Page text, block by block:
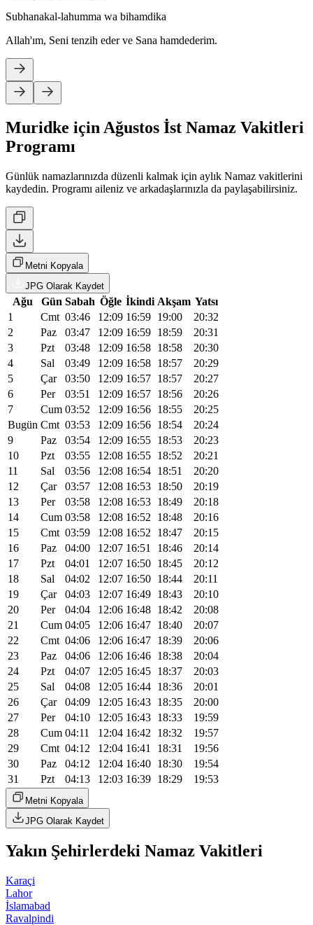
Subhanakal-lahumma wa bihamdika
Allah'ım, Seni tenzih eder ve Sana hamdederim.
Muridke için Ağustos İst Namaz Vakitleri
Programı
Günlük namazlarınızda düzenli kalmak için aylık Namaz vakitlerini
kaydedin. Programı aileniz ve arkadaşlarınızla da paylaşabilirsiniz.
Metni Kopyala
JPG Olarak Kaydet
Ağu Gün Sabah Öğle İkindi Akşam Yatsı
1
Cmt 03:46 12:09 16:59 19:00
20:32
2
Paz 03:47 12:09 16:59 18:59
20:31
3
Pzt 03:48 12:09 16:58 18:58
20:30
4
Sal 03:49 12:09 16:58 18:57
20:29
5
Çar 03:50 12:09 16:57 18:57
20:27
6
Per 03:51 12:09 16:57 18:56
20:26
7
Cum 03:52 12:09 16:56 18:55
20:25
Bugün Cmt 03:53 12:09 16:56 18:54
20:24
9
Paz 03:54 12:09 16:55 18:53
20:23
10
Pzt 03:55 12:08 16:55 18:52
20:21
11
Sal 03:56 12:08 16:54 18:51
20:20
12
Çar 03:57 12:08 16:53 18:50
20:19
13
Per 03:58 12:08 16:53 18:49
20:18
14
Cum 03:58 12:08 16:52 18:48
20:16
15
Cmt 03:59 12:08 16:52 18:47
20:15
16
Paz 04:00 12:07 16:51 18:46
20:14
17
Pzt 04:01 12:07 16:50 18:45
20:12
18
Sal 04:02 12:07 16:50 18:44
20:11
19
Çar 04:03 12:07 16:49 18:43
20:10
20
Per 04:04 12:06 16:48 18:42
20:08
21
Cum 04:05 12:06 16:47 18:40
20:07
22
Cmt 04:06 12:06 16:47 18:39
20:06
23
Paz 04:06 12:06 16:46 18:38
20:04
24
Pzt 04:07 12:05 16:45 18:37
20:03
25
Sal 04:08 12:05 16:44 18:36
20:01
26
Çar 04:09 12:05 16:43 18:35
20:00
27
Per 04:10 12:05 16:43 18:33
19:59
28
Cum 04:11 12:04 16:42 18:32
19:57
29
Cmt 04:12 12:04 16:41 18:31
19:56
30
Paz 04:12 12:04 16:40 18:30
19:54
31
Pzt 04:13 12:03 16:39 18:29 19:53
Metni Kopyala
JPG Olarak Kaydet
Yakın Şehirlerdeki Namaz Vakitleri
Karaçi
Lahor
İslamabad
Ravalpindi